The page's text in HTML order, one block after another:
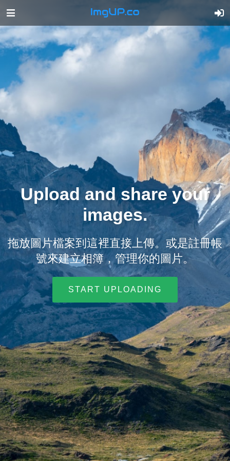
Upload and share your
images.
拖放圖片檔案到這裡直接上傳。或是註冊帳
號來建立相簿，管理你的圖片。
START UPLOADING